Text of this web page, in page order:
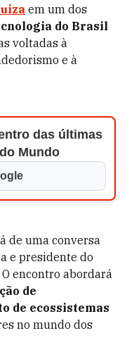
em um dos
do Brasil
voltadas à
e à
das últimas
Mundo
de uma conversa
e presidente do
encontro abordará
de
de ecossistemas
no mundo dos